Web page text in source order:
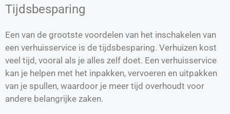
Tijdsbesparing
Een van de grootste voordelen van het inschakelen van
een verhuisservice is de tijdsbesparing. Verhuizen kost
veel tijd, vooral als je alles zelf doet. Een verhuisservice
kan je helpen met het inpakken, vervoeren en uitpakken
van je spullen, waardoor je meer tijd overhoudt voor
andere belangrijke zaken.